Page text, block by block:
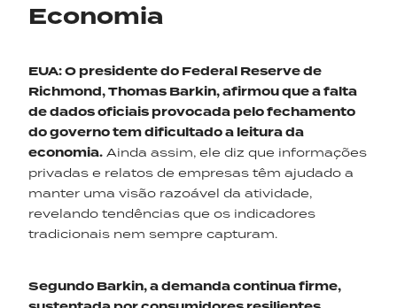
Economia
EUA:O presidente do Federal Reserve de
Richmond, Thomas Barkin, afirmou que a falta
de dados oficiais provocada pelo fechamento
do governo tem dificultado a leitura da
economia. Ainda assim, ele diz que informações
privadas e relatos de empresas têm ajudado a
manter uma visão razoável da atividade,
revelando tendências que os indicadores
tradicionais nem sempre capturam.
Segundo Barkin, a demanda continua firme,